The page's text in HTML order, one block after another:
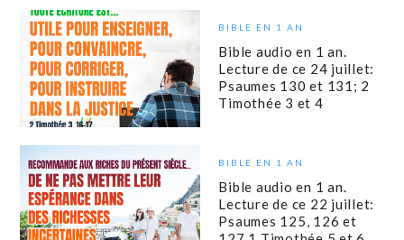
BIBLE EN 1 AN
Bible audio en 1 an.
Lecture de ce 24 juillet:
Psaumes 130 et 131; 2
Timothée 3 et 4
BIBLE EN 1 AN
Bible audio en 1 an.
Lecture de ce 22 juillet:
Psaumes 125, 126 et